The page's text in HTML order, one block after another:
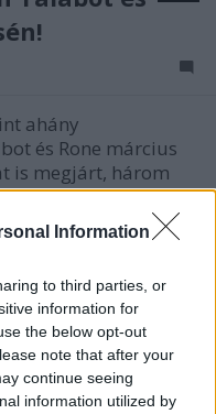
Information
to third parties, or
information for
the below opt-out
note that after your
continue seeing
information utilized by
ahány
és Rone március
is megjárt, három
szintén ismerős
alakít majd az
akar…
zenészek